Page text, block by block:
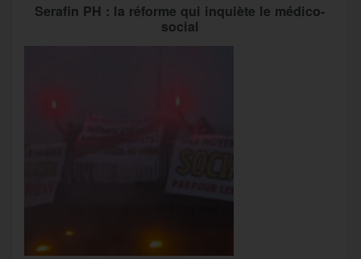
Serafin PH : la réforme qui inquiète le médico-
social